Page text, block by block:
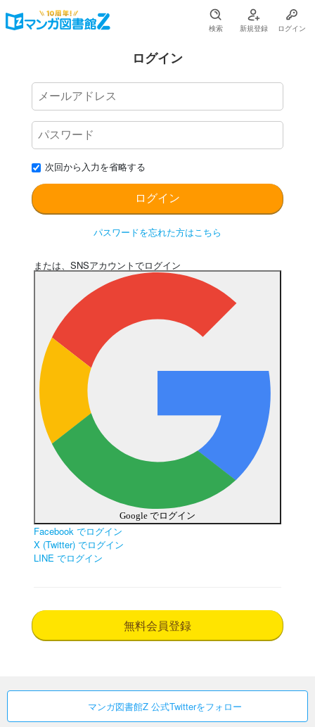
検索 新規登録 ログイン
ログイン
次回から入力を省略する
パスワードを忘れた方はこちら
または、SNSアカウントでログイン
Google でログイン
Facebook でログイン
X (Twitter) でログイン
LINE でログイン
無料会員登録
マンガ図書館Z 公式Twitterをフォロー